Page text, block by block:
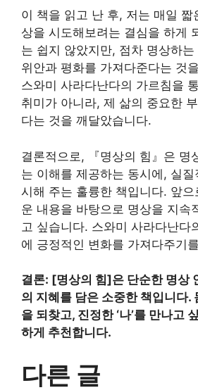
이 책을 읽고 난 후, 저는 매일 짧
상을 시도해보려는 결심을 하게
는 쉽지 않았지만, 점차 명상하
위안과 평화를 가져다준다는 것
스와미 사라다난다의 가르침을
취미가 아니라, 제 삶의 중요한
다는 것을 깨달았습니다.
결론적으로, 『명상의 힘』은 명
는 이해를 제공하는 동시에, 실
시해 주는 훌륭한 책입니다. 앞
운 내용을 바탕으로 명상을 지속
고 싶습니다. 스와미 사라다난다
에 긍정적인 변화를 가져다주기
결론: [명상의 힘]은 단순한 명상
의 지혜를 담은 소중한 책입니다.
을 되찾고, 진정한 ‘나’를 만나고
하게 추천합니다.
다른 글